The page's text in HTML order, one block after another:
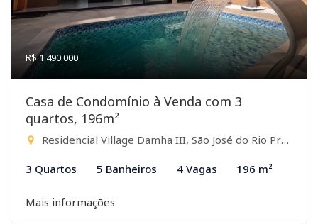
R$ 1.490.000
Casa de Condomínio à Venda com 3
quartos, 196m²
Residencial Village Damha III, São José do Rio Preto-SP
3 Quartos 5 Banheiros 4 Vagas 196 m²
Mais informações